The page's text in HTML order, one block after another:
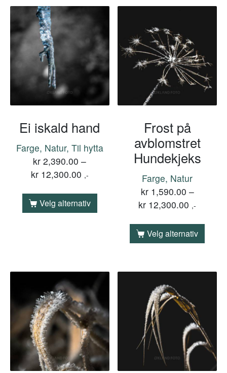
Ei iskald hand
Farge, Natur, Til hytta
kr 2,390.00 –
kr12,300.00 ,-
Velg alternativ
Frost på
avblomstret
Hundekjeks
Farge, Natur
kr1,590.00 –
kr 12,300.00 ,-
Velg alternativ